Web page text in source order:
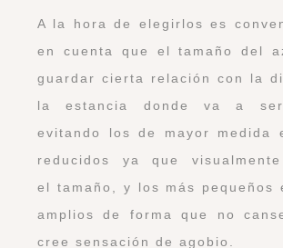
A la hora de elegirlos es
en cuenta que el tamaño del
guardar cierta relación con la
la estancia donde va a ser
evitando los de mayor medida
reducidos ya que
el tamaño, y los más pequeños
amplios de forma que no
cree sensación de agobio.